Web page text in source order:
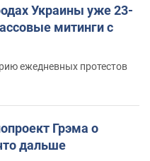
Украины уже 23-
митинги с
ежедневных протестов
Грэма о
дальше